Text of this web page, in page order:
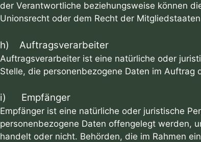
der Verantwortliche beziehungsweise können
Unionsrecht oder dem Recht der
h) Auftragsverarbeiter
Auftragsverarbeiter ist eine natürliche oder
Stelle, die personenbezogene Daten im
i) Empfänger
Empfänger ist eine natürliche oder juristische
personenbezogene Daten offengelegt werden,
handelt oder nicht. Behörden, die im Rahmen